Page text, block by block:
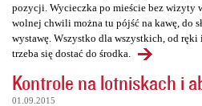
pozycji. Wycieczka po mieście bez wizyty
wolnej chwili można tu pójść na kawę, do
wystawę. Wszystko dla wszystkich, od
trzeba się dostać do środka.
Kontrole na lotniskach i
01.09.2015